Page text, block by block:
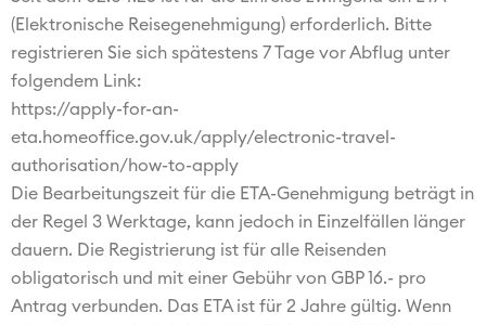
(Elektronische Reisegenehmigung) erforderlich. Bitte
registrieren Sie sich spätestens 7 Tage vor Abflug unter
folgendem Link:
https://apply-for-an-
eta.homeoffice.gov.uk/apply/electronic-travel-
authorisation/how-to-apply
Die Bearbeitungszeit für die ETA-Genehmigung beträgt in
der Regel 3 Werktage, kann jedoch in Einzelfällen länger
dauern. Die Registrierung ist für alle Reisenden
obligatorisch und mit einer Gebühr von GBP 16.- pro
Antrag verbunden. Das ETA ist für 2 Jahre gültig. Wenn